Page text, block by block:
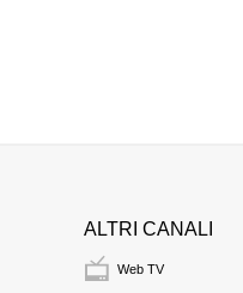
ALTRI CANALI
Web TV